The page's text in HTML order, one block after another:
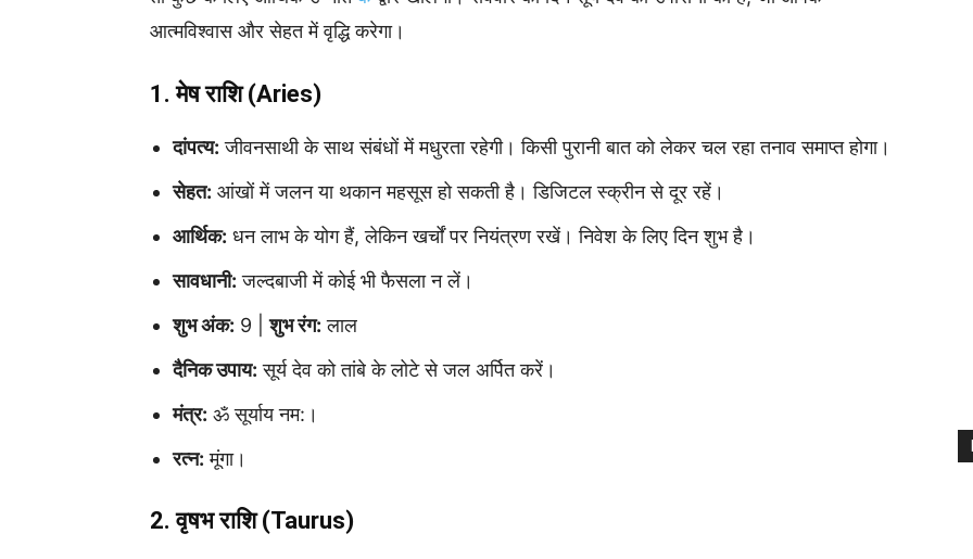
आत्मविश्वास और सेहत में वृद्धि करेगा।
1. मेष राशि (Aries)
दांपत्य: जीवनसाथी के साथ संबंधों में मधुरता रहेगी। किसी पुरानी बात को लेकर चल रहा तनाव समाप्त होगा।
सेहत: आंखों में जलन या थकान महसूस हो सकती है। डिजिटल स्क्रीन से दूर रहें।
आर्थिक: धन लाभ के योग हैं, लेकिन खर्चों पर नियंत्रण रखें। निवेश के लिए दिन शुभ है।
सावधानी: जल्दबाजी में कोई भी फैसला न लें।
शुभ अंक: 9 |शुभ रंग: लाल
दैनिक उपाय: सूर्य देव को तांबे के लोटे से जल अर्पित करें।
मंत्र: ॐ सूर्याय नम:।
रत्न: मूंगा।
2. वृषभ राशि (Taurus)